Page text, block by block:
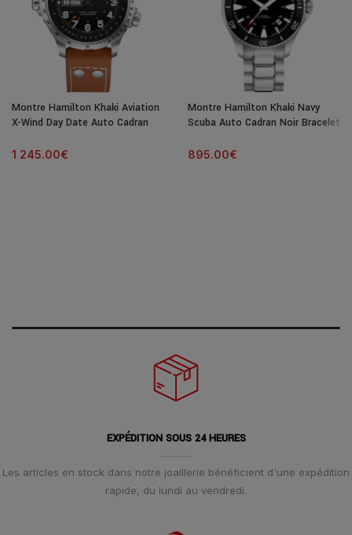
Montre Hamilton Khaki Aviation
X-Wind Day Date Auto Cadran
1 245.00€
Montre Hamilton Khaki Navy
Scuba Auto Cadran Noir Bracelet
895.00€
EXPÉDITION SOUS 24 HEURES
Les articles en stock dans notre joaillerie bénéficient d'une expédition
rapide, du lundi au vendredi.